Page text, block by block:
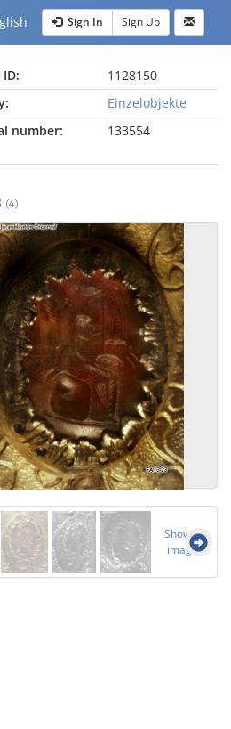
Sign In Sign Up
1128150
Einzelobjekte
number:
133554
(4)
Show all
images